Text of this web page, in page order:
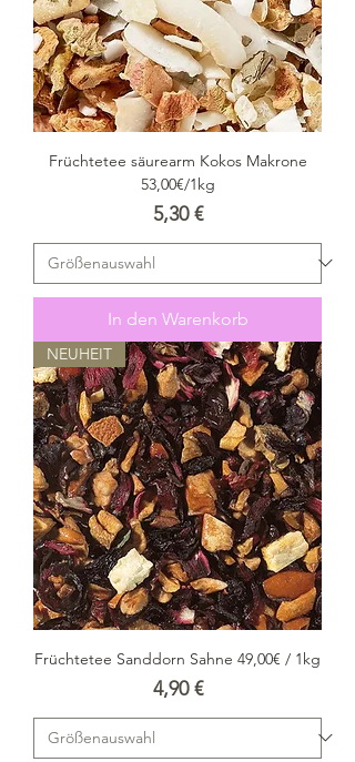
Früchtetee säurearm Kokos Makrone
53,00€/1kg
Preis
5,30 €
In den Warenkorb
NEUHEIT
Früchtetee Sanddorn Sahne 49,00€ / 1kg
Preis
4,90 €